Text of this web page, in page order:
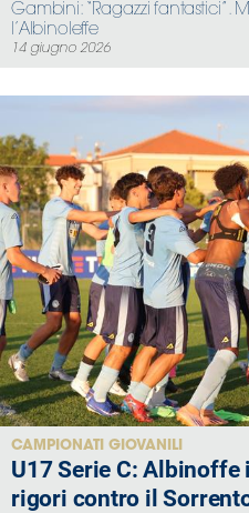
Gambini: “Ragazzi fantastici”.
l’Albinoleffe
14 giugno 2026
CAMPIONATI GIOVANILI
U17 Serie C:
rigori contro il